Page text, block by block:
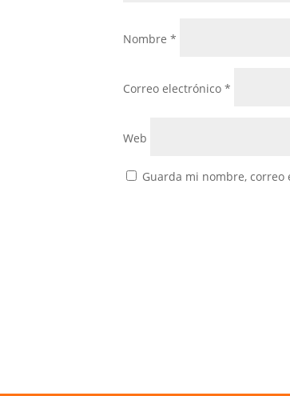
Nombre*
Correo electrónico*
Web
Guarda mi nombre, correo